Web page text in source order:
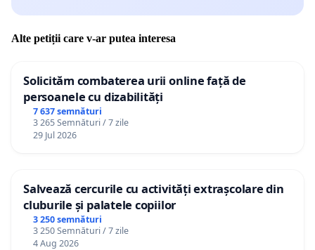
Alte petiții care v-ar putea interesa
Solicităm combaterea urii online față de
persoanele cu dizabilități
7 637 semnături
3 265 Semnături / 7 zile
29 Jul 2026
Salvează cercurile cu activități extrașcolare din
cluburile și palatele copiilor
3 250 semnături
3 250 Semnături / 7 zile
4 Aug 2026